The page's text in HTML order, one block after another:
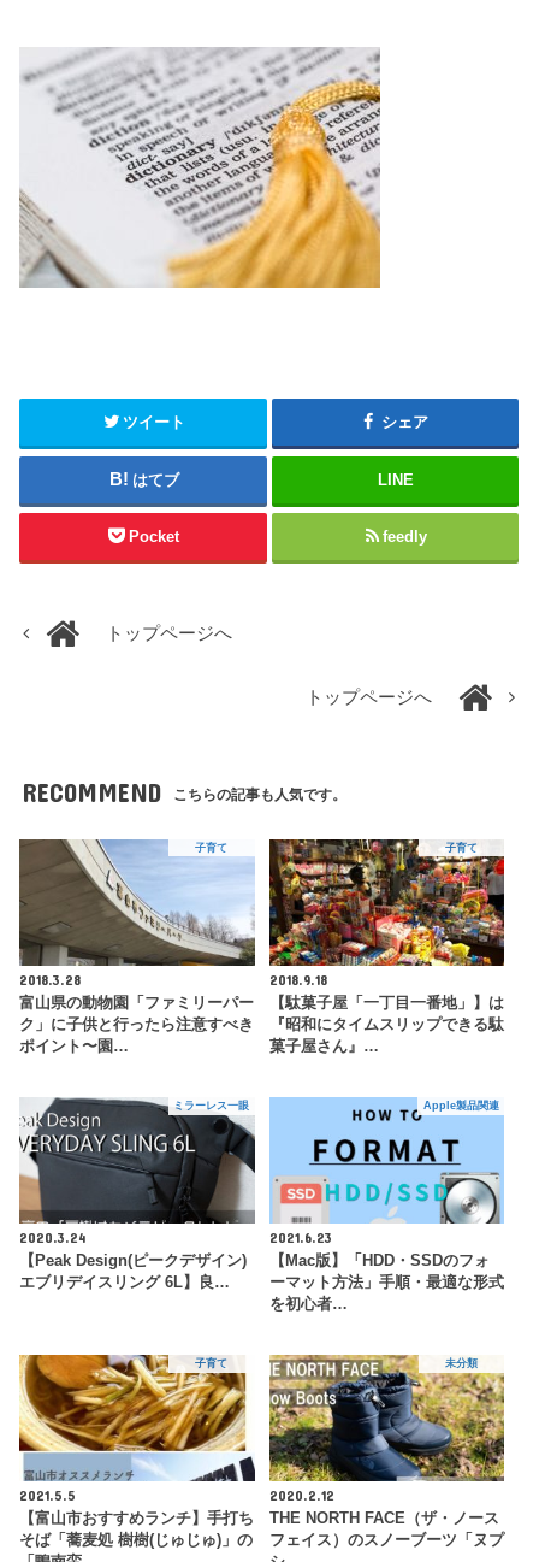
ツイート シェア
はてブ LINE
Pocket feedly
トップページへ
トップページへ
RECOMMEND こちらの記事も人気です。
子育て
2018.3.28
富山県の動物園「ファミリーパー
ク」に子供と行ったら注意すべき
ポイント〜園…
子育て
2018.9.18
【駄菓子屋「一丁目一番地」】は
『昭和にタイムスリップできる駄
菓子屋さん』…
ミラーレス一眼
2020.3.24
【Peak Design(ピークデザイン)
エブリデイスリング 6L】良…
Apple製品関連
2021.6.23
【Mac版】「HDD・SSDのフォ
ーマット方法」手順・最適な形式
を初心者…
子育て
2021.5.5
【富山市おすすめランチ】手打ち
そば「蕎麦処 樹樹(じゅじゅ)」の
未分類
2020.2.12
THE NORTH FACE（ザ・ノース
フェイス）のスノーブーツ「ヌプ